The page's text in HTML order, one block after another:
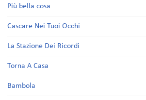
Più bella cosa
Cascare Nei Tuoi Occhi
La Stazione Dei Ricordi
Torna A Casa
Bambola